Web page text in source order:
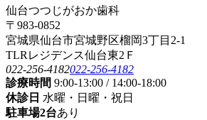
仙台つつじがおか歯科
〒983-0852
宮城県仙台市宮城野区榴岡3丁目2-1
TLRレジデンス仙台東2Ｆ
022-256-4182022-256-4182
診療時間 9:00-13:00 / 14:00-18:00
休診日 水曜・日曜・祝日
駐車場2台あり